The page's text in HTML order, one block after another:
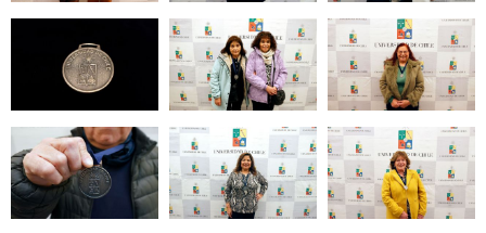
Zoom Zoom
Zoom Zoom Zoom